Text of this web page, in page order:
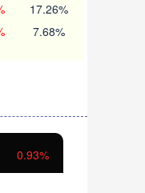
17.26%
7.68%
1.01%